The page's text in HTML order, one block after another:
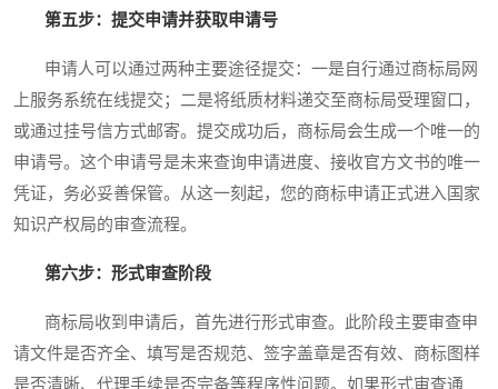
第五步：提交申请并获取申请号
申请人可以通过两种主要途径提交：一是自行通过商标局网
上服务系统在线提交；二是将纸质材料递交至商标局受理窗口，
或通过挂号信方式邮寄。提交成功后，商标局会生成一个唯一的
申请号。这个申请号是未来查询申请进度、接收官方文书的唯一
凭证，务必妥善保管。从这一刻起，您的商标申请正式进入国家
知识产权局的审查流程。
第六步：形式审查阶段
商标局收到申请后，首先进行形式审查。此阶段主要审查申
请文件是否齐全、填写是否规范、签字盖章是否有效、商标图样
是否清晰、代理手续是否完备等程序性问题。如果形式审查通